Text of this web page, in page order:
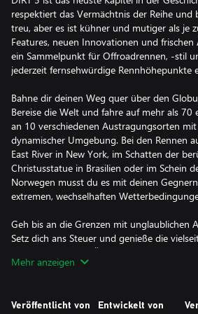
respektiert das Vermächtnis der Reihe und
treu, aber es ist kühner und mutiger als je
Features, neuen Innovationen und frischen
ein Sammelpunkt für Offroadrennen, -stil
jederzeit fernsehwürdige Rennhöhepunkte
Bahne dir deinen Weg quer über den
Bereise die Welt und fahre auf mehr als 70
an 10 verschiedenen Austragungsorten
dynamischer Umgebung. Bei den Rennen
East River in New York, im Schatten der
Christusstatue in Brasilien oder im Schein
Norwegen musst du es mit deinen
extremen, wechselhaften
Geh bis an die Grenzen mit unglaublichen
Setz dich ans Steuer und genieße die
Auswahl an Autos. Überwinde das
Felsklettermaschinen, fahre mit kultigen
Muscle Cars machen die ultimative
Mehr anzeigen
Veröffentlicht von Entwickelt von